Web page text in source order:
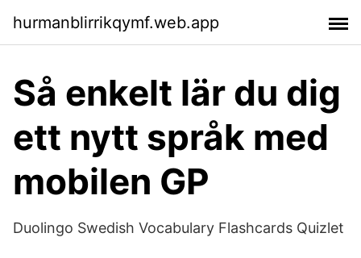
hurmanblirrikqymf.web.app
Så enkelt lär du dig
ett nytt språk med
mobilen GP
Duolingo Swedish Vocabulary Flashcards Quizlet